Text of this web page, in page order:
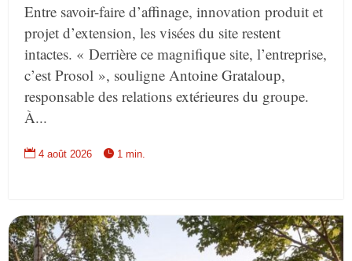
Entre savoir-faire d’affinage, innovation produit et
projet d’extension, les visées du site restent
intactes. « Derrière ce magnifique site, l’entreprise,
c’est Prosol », souligne Antoine Grataloup,
responsable des relations extérieures du groupe.
À...
 4 août 2026  1 min.